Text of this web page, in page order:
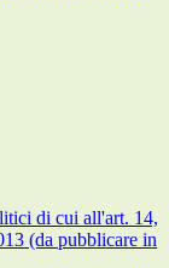
di cui all'art. 14,
(da pubblicare in